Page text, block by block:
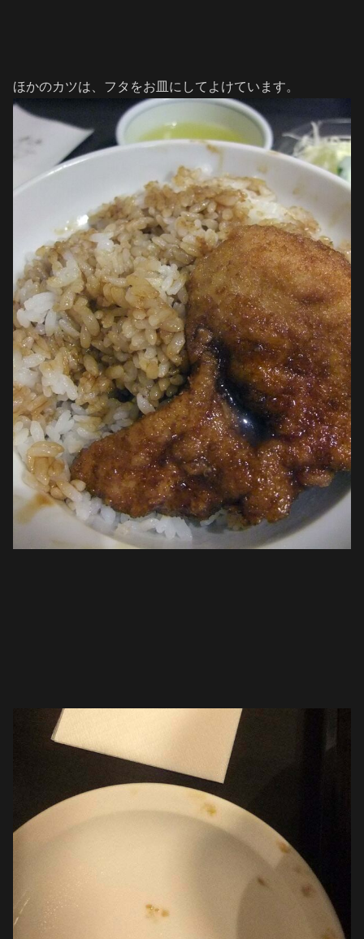
ほかのカツは、フタをお皿にしてよけています。